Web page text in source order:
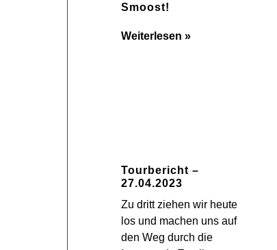
Smoost!
Weiterlesen »
Tourbericht –
27.04.2023
Zu dritt ziehen wir heute
los und machen uns auf
den Weg durch die